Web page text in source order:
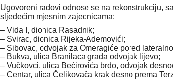
Ugovoreni radovi odnose se na rekonstrukciju,
sljedećim mjesnim zajednicama:
– Vida I, dionica Rasadnik;
– Svirac, dionica Rijeka-Ademovići;
– Sibovac, odvojak za Omeragiće pored
– Bukva, ulica Branilaca grada odvojak lijevo;
– Vučkovci, ulica Bećirovića brdo, odvojak
– Centar, ulica Čelikovača krak desno prema